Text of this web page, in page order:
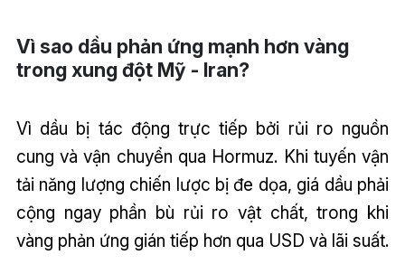
Vì sao dầu phản ứng mạnh hơn vàng
trong xung đột Mỹ - Iran?
Vì dầu bị tác động trực tiếp bởi rủi ro nguồn
cung và vận chuyển qua Hormuz. Khi tuyến vận
tải năng lượng chiến lược bị đe dọa, giá dầu phải
cộng ngay phần bù rủi ro vật chất, trong khi
vàng phản ứng gián tiếp hơn qua USD và lãi suất.